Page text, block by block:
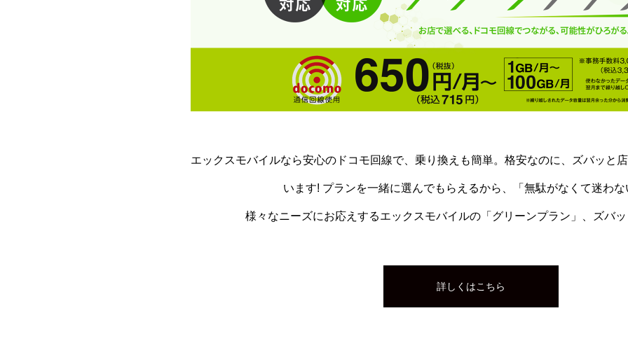
エックスモバイルなら安心のドコモ回線で、乗り換えも簡単。格安なのに、ズバッと
います! プランを一緒に選んでもらえるから、「無駄がなくて迷わな
様々なニーズにお応えするエックスモバイルの「グリーンプラン」、ズバ
詳しくはこちら